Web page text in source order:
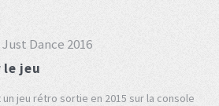
jeu
un jeu rétro sortie en 2015 sur la console